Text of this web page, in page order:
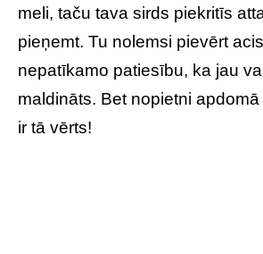
meli, taču tava sirds piekritīs
pieņemt. Tu nolemsi pievērt
nepatīkamo patiesību, ka jau
maldināts. Bet nopietni
ir tā vērts!